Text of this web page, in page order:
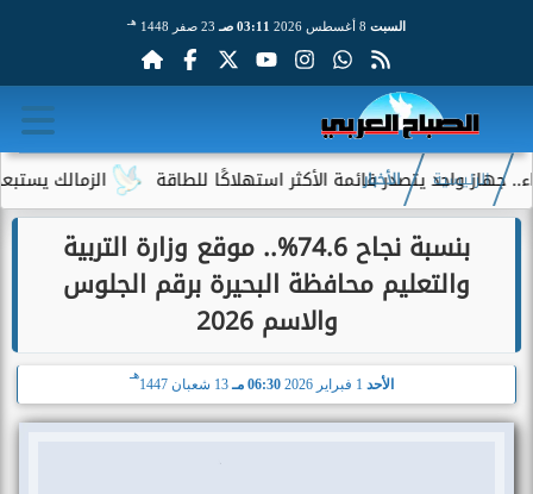
السبت 03:11 صـ 23 صفر 1448 هـ
الزمالك يستبعد 4 لاعبين شباب من حساباته في الموسم الجديد واحد يتصدر قائمة الأكثر استهلاكًا للطاقة
الرئيسية الأخبار
بنسبة نجاح 74.6%.. موقع وزارة التربية
والتعليم محافظة البحيرة برقم الجلوس
والاسم 2026
الأحد 06:30 مـ 13 شعبان 1447
هـ